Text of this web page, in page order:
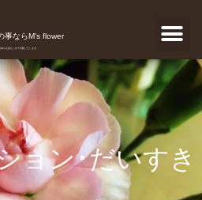
事ならM's flower
ちを真心こめて宅配いたします。
ョン･だいすき